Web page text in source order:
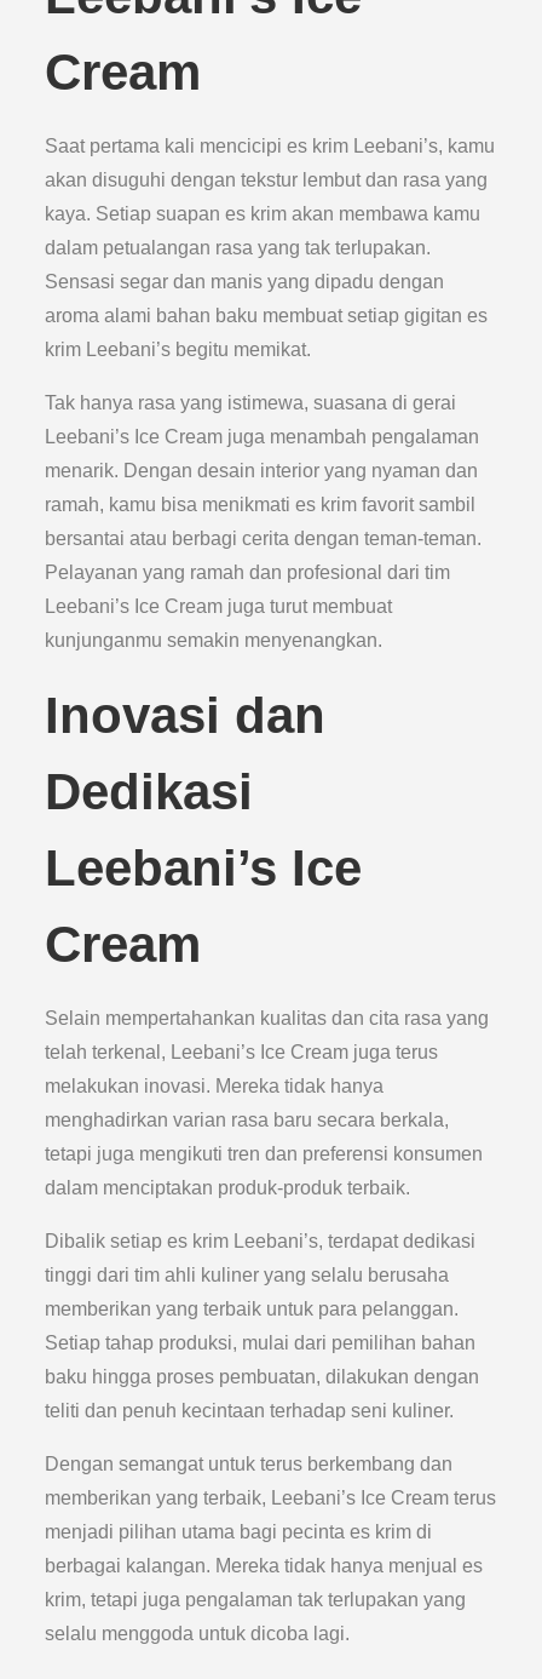
Cream
Saat pertama kali mencicipi es krim Leebani’s, kamu
akan disuguhi dengan tekstur lembut dan rasa yang
kaya. Setiap suapan es krim akan membawa kamu
dalam petualangan rasa yang tak terlupakan.
Sensasi segar dan manis yang dipadu dengan
aroma alami bahan baku membuat setiap gigitan es
krim Leebani’s begitu memikat.
Tak hanya rasa yang istimewa, suasana di gerai
Leebani’s Ice Cream juga menambah pengalaman
menarik. Dengan desain interior yang nyaman dan
ramah, kamu bisa menikmati es krim favorit sambil
bersantai atau berbagi cerita dengan teman-teman.
Pelayanan yang ramah dan profesional dari tim
Leebani’s Ice Cream juga turut membuat
kunjunganmu semakin menyenangkan.
Inovasi dan
Dedikasi
Leebani’s Ice
Cream
Selain mempertahankan kualitas dan cita rasa yang
telah terkenal, Leebani’s Ice Cream juga terus
melakukan inovasi. Mereka tidak hanya
menghadirkan varian rasa baru secara berkala,
tetapi juga mengikuti tren dan preferensi konsumen
dalam menciptakan produk-produk terbaik.
Dibalik setiap es krim Leebani’s, terdapat dedikasi
tinggi dari tim ahli kuliner yang selalu berusaha
memberikan yang terbaik untuk para pelanggan.
Setiap tahap produksi, mulai dari pemilihan bahan
baku hingga proses pembuatan, dilakukan dengan
teliti dan penuh kecintaan terhadap seni kuliner.
Dengan semangat untuk terus berkembang dan
memberikan yang terbaik, Leebani’s Ice Cream terus
menjadi pilihan utama bagi pecinta es krim di
berbagai kalangan. Mereka tidak hanya menjual es
krim, tetapi juga pengalaman tak terlupakan yang
selalu menggoda untuk dicoba lagi.